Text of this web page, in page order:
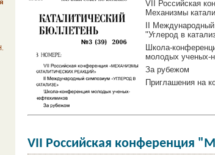
VII Российская
Механизмы
II
"Углерод в
Школа-
молодых ученых-
За рубежом
Приглашения на
VII Российская конференция